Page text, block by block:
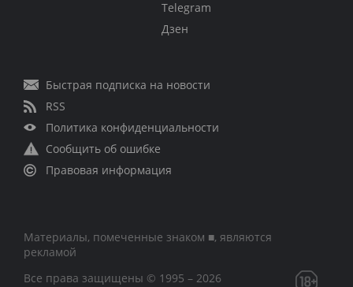
Telegram
Дзен
Быстрая подписка на новости
RSS
Политика конфиденциальности
Сообщить об ошибке
Правовая информация
Материалы, помеченные знаком ■, являются
рекламой
Все права защищены © 1995 – 2026